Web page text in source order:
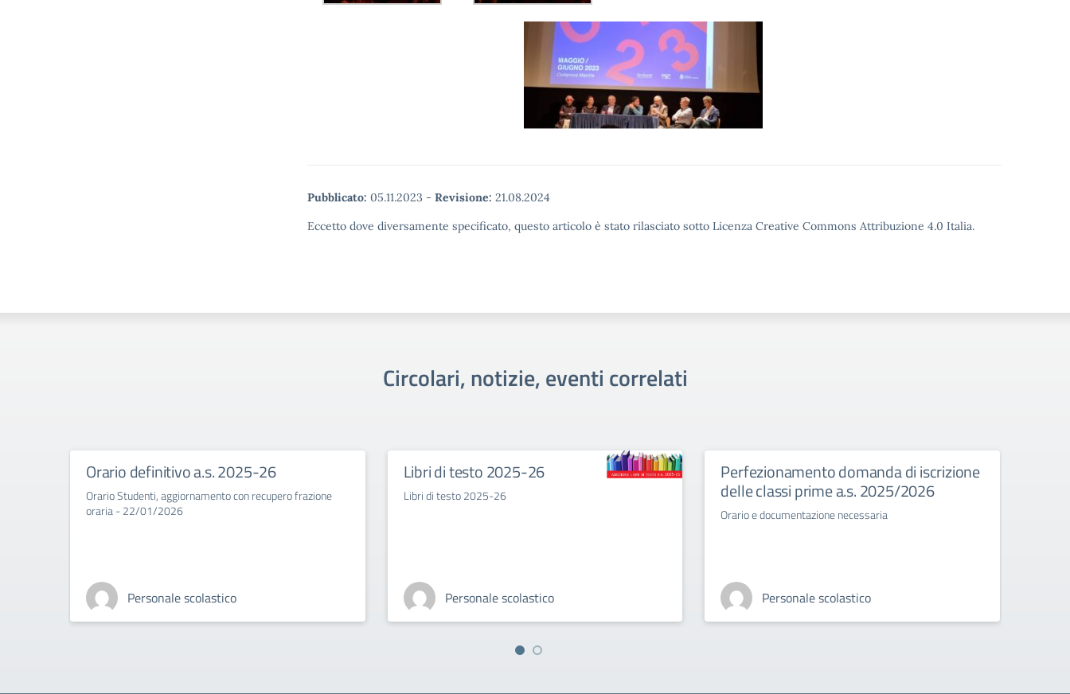
Pubblicato: 05.11.2023 - Revisione: 21.08.2024
Eccetto dove diversamente specificato, questo articolo è stato rilasciato sotto Licenza Creative Commons Attribuzione 4.0 Italia.
Circolari, notizie, eventi correlati
Orario definitivo a.s. 2025-26
Orario Studenti, aggiornamento con recupero frazione
oraria - 22/01/2026
Personale scolastico
Libri di testo 2025-26
Libri di testo 2025-26
Personale scolastico
Perfezionamento domanda di iscrizione
delle classi prime a.s. 2025/2026
Orario e documentazione necessaria
Personale scolastico